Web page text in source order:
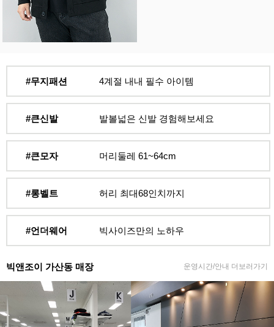
#무지패션 4계절 내내 필수 아이템
#큰신발 발볼넓은 신발 경험해보세요
#큰모자 머리둘레 61~64cm
#롱벨트 허리 최대68인치까지
#언더웨어 빅사이즈만의 노하우
빅앤조이 가산동 매장 운영시간/안내 더보러가기